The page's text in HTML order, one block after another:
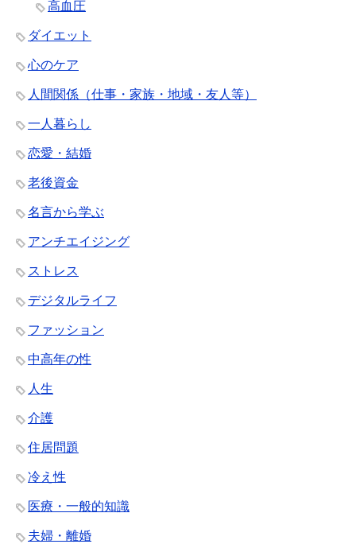
高血圧
ダイエット
心のケア
人間関係（仕事・家族・地域・友人等）
一人暮らし
恋愛・結婚
老後資金
名言から学ぶ
アンチエイジング
ストレス
デジタルライフ
ファッション
中高年の性
人生
介護
住居問題
冷え性
医療・一般的知識
夫婦・離婚